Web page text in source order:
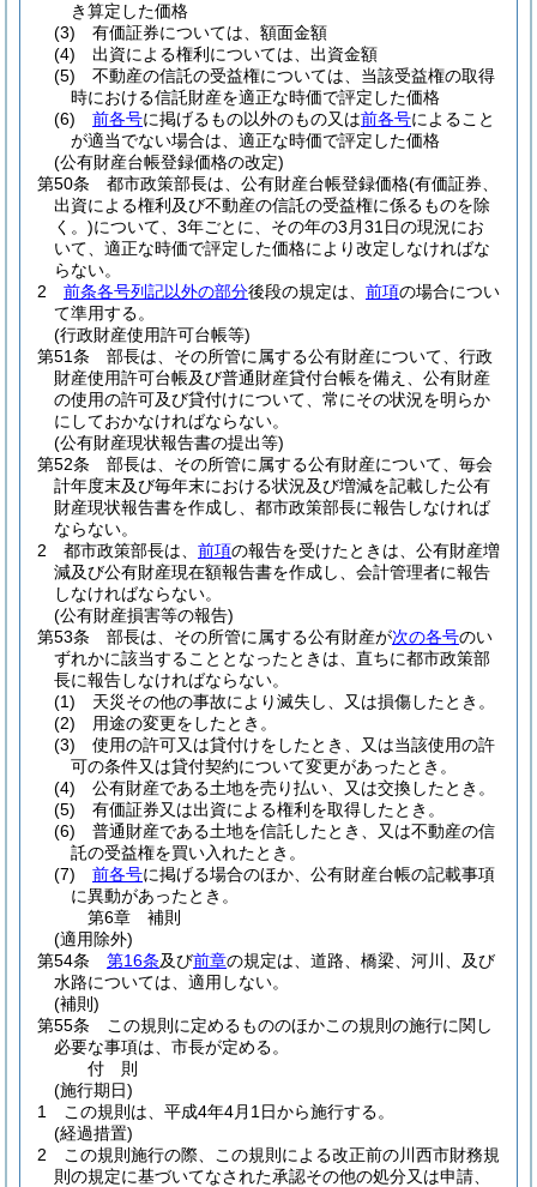
き算定した価格
(3)
有価証券については、額面金額
(4)
出資による権利については、出資金額
(5)
不動産の信託の受益権については、当該受益権の取得
時における信託財産を適正な時価で評定した価格
(6)
前各号に掲げるもの以外のもの又は前各号によること
が適当でない場合は、適正な時価で評定した価格
(公有財産台帳登録価格の改定)
第50条
都市政策部長は、公有財産台帳登録価格(有価証券、
出資による権利及び不動産の信託の受益権に係るものを除
く。)について、3年ごとに、その年の3月31日の現況にお
いて、適正な時価で評定した価格により改定しなければな
らない。
2
前条各号列記以外の部分後段の規定は、 前項の場合につい
て準用する。
(行政財産使用許可台帳等)
第51条
部長は、その所管に属する公有財産について、行政
財産使用許可台帳及び普通財産貸付台帳を備え、公有財産
の使用の許可及び貸付けについて、常にその状況を明らか
にしておかなければならない。
(公有財産現状報告書の提出等)
第52条
部長は、その所管に属する公有財産について、毎会
計年度末及び毎年末における状況及び増減を記載した公有
財産現状報告書を作成し、都市政策部長に報告しなければ
ならない。
2
都市政策部長は、 前項の報告を受けたときは、公有財産増
減及び公有財産現在額報告書を作成し、会計管理者に報告
しなければならない。
(公有財産損害等の報告)
第53条
部長は、その所管に属する公有財産が次の各号のい
ずれかに該当することとなったときは、直ちに都市政策部
長に報告しなければならない。
(1)
天災その他の事故により滅失し、又は損傷したとき。
(2)
用途の変更をしたとき。
(3)
使用の許可又は貸付けをしたとき、又は当該使用の許
可の条件又は貸付契約について変更があったとき。
(4)
公有財産である土地を売り払い、又は交換したとき。
(5)
有価証券又は出資による権利を取得したとき。
(6)
普通財産である土地を信託したとき、又は不動産の信
託の受益権を買い入れたとき。
(7)
前各号に掲げる場合のほか、公有財産台帳の記載事項
に異動があったとき。
第6章
補則
(適用除外)
第54条
第16条及び前章の規定は、道路、橋梁、河川、及び
水路については、適用しない。
(補則)
第55条
この規則に定めるもののほかこの規則の施行に関し
必要な事項は、市長が定める。
付 則
(施行期日)
1
この規則は、平成4年4月1日から施行する。
(経過措置)
2
この規則施行の際、この規則による改正前の川西市財務規
則の規定に基づいてなされた承認その他の処分又は申請、